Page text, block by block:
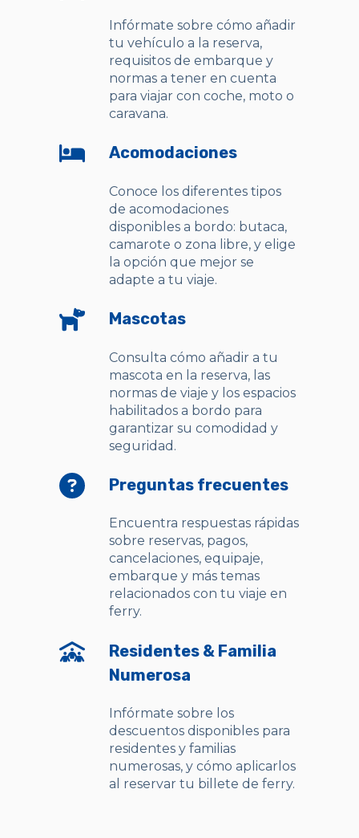
Infórmate sobre cómo añadir
tu vehículo a la reserva,
requisitos de embarque y
normas a tener en cuenta
para viajar con coche, moto o
caravana.
Acomodaciones
Conoce los diferentes tipos
de acomodaciones
disponibles a bordo: butaca,
camarote o zona libre, y elige
la opción que mejor se
adapte a tu viaje.
Mascotas
Consulta cómo añadir a tu
mascota en la reserva, las
normas de viaje y los espacios
habilitados a bordo para
garantizar su comodidad y
seguridad.
Preguntas frecuentes
Encuentra respuestas rápidas
sobre reservas, pagos,
cancelaciones, equipaje,
embarque y más temas
relacionados con tu viaje en
ferry.
Residentes & Familia
Numerosa
Infórmate sobre los
descuentos disponibles para
residentes y familias
numerosas, y cómo aplicarlos
al reservar tu billete de ferry.